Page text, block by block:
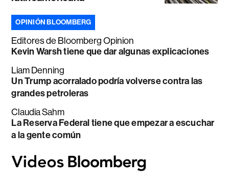
OPINIÓN BLOOMBERG
Editores de Bloomberg Opinion
Kevin Warsh tiene que dar algunas explicaciones
Liam Denning
Un Trump acorralado podría volverse contra las
grandes petroleras
Claudia Sahm
La Reserva Federal tiene que empezar a escuchar
a la gente común